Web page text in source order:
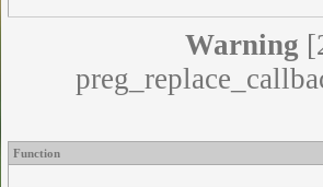
Warning
Function